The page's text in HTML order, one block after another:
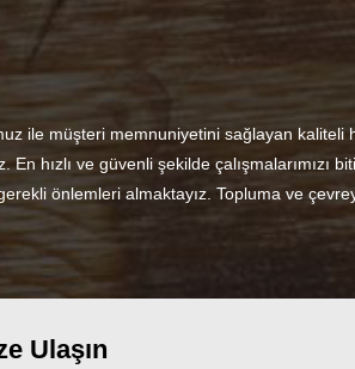
ile müşteri memnuniyetini sağlayan kaliteli
hızlı ve güvenli şekilde çalışmalarımızı
önlemleri almaktayız. Topluma ve
Ulaşın